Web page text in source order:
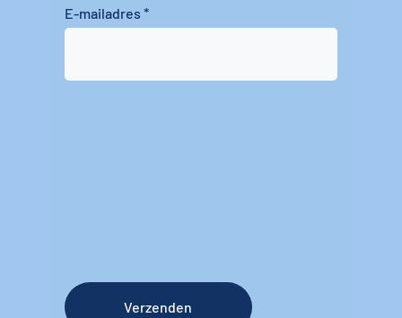
E-mailadres
Verzenden